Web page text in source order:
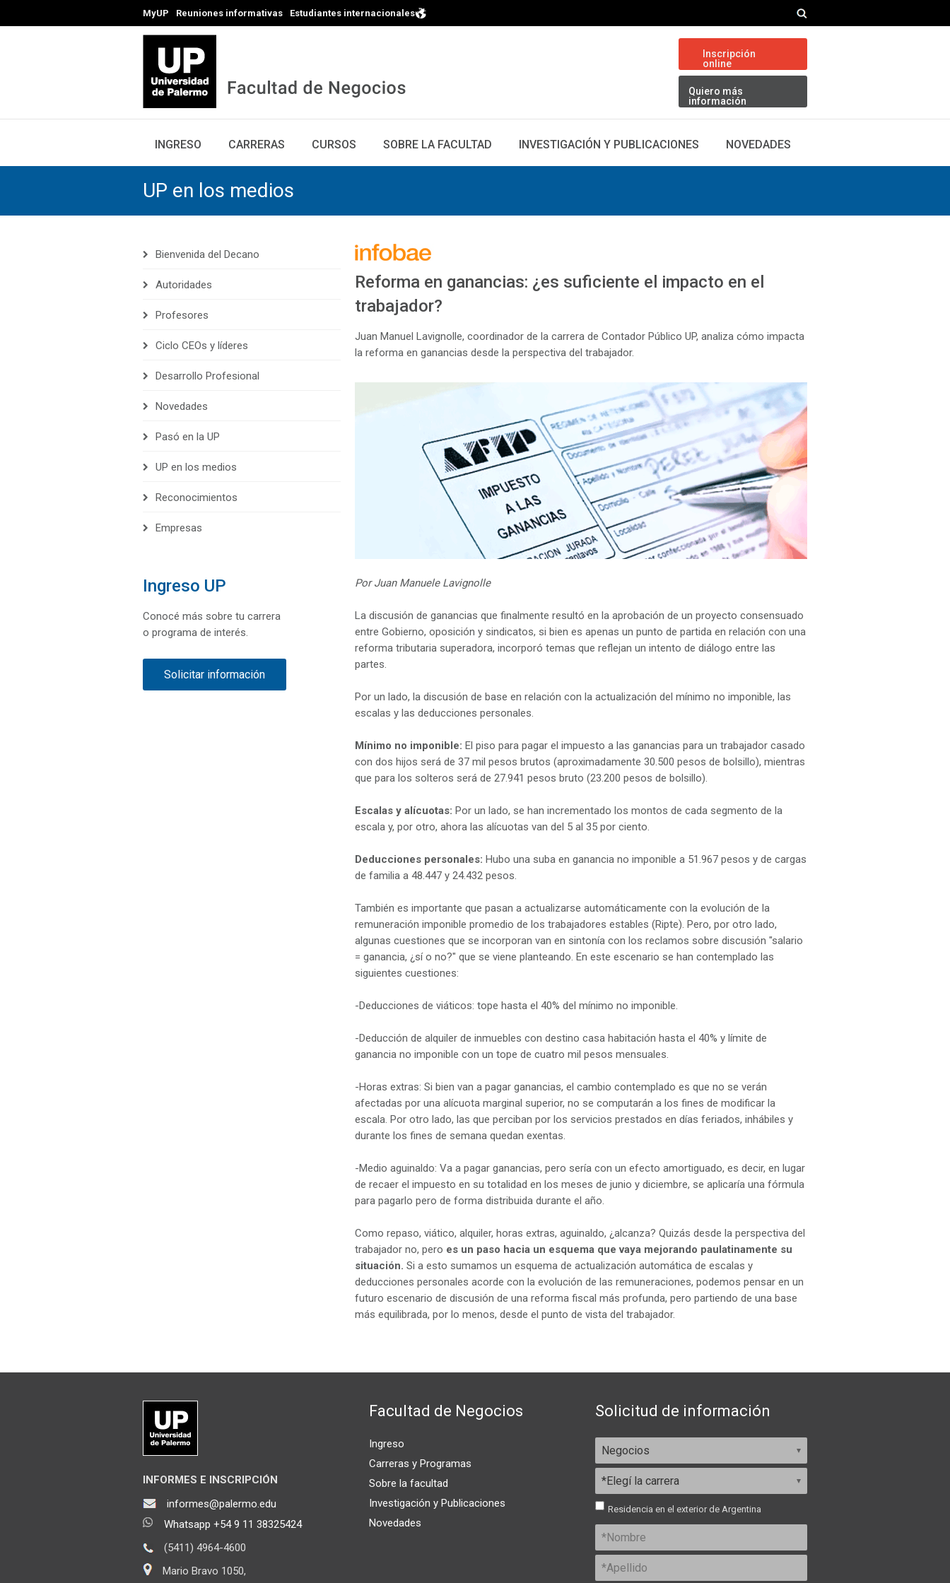
MyUP Reuniones informativas Estudiantes internacionales
Inscripción
online
Quiero más
información
INGRESO CARRERAS CURSOS SOBRE LA FACULTAD INVESTIGACIÓN Y PUBLICACIONES NOVEDADES
UP en los medios
Reforma en ganancias: ¿es suficiente el impacto en el
trabajador?
Juan Manuel Lavignolle, coordinador de la carrera de Contador Público UP, analiza cómo impacta
la reforma en ganancias desde la perspectiva del trabajador.
Por Juan Manuele Lavignolle
La discusión de ganancias que finalmente resultó en la aprobación de un proyecto consensuado
entre Gobierno, oposición y sindicatos, si bien es apenas un punto de partida en relación con una
reforma tributaria superadora, incorporó temas que reflejan un intento de diálogo entre las
partes.
Por un lado, la discusión de base en relación con la actualización del mínimo no imponible, las
escalas y las deducciones personales.
Mínimo no imponible: El piso para pagar el impuesto a las ganancias para un trabajador casado
con dos hijos será de 37 mil pesos brutos (aproximadamente 30.500 pesos de bolsillo), mientras
que para los solteros será de 27.941 pesos bruto (23.200 pesos de bolsillo).
Escalas y alícuotas: Por un lado, se han incrementado los montos de cada segmento de la
escala y, por otro, ahora las alícuotas van del 5 al 35 por ciento.
Deducciones personales: Hubo una suba en ganancia no imponible a 51.967 pesos y de cargas
de familia a 48.447 y 24.432 pesos.
También es importante que pasan a actualizarse automáticamente con la evolución de la
remuneración imponible promedio de los trabajadores estables (Ripte). Pero, por otro lado,
algunas cuestiones que se incorporan van en sintonía con los reclamos sobre discusión "salario
= ganancia, ¿sí o no?" que se viene planteando. En este escenario se han contemplado las
siguientes cuestiones:
-Deducciones de viáticos: tope hasta el 40% del mínimo no imponible.
-Deducción de alquiler de inmuebles con destino casa habitación hasta el 40% y límite de
ganancia no imponible con un tope de cuatro mil pesos mensuales.
-Horas extras: Si bien van a pagar ganancias, el cambio contemplado es que no se verán
afectadas por una alícuota marginal superior, no se computarán a los fines de modificar la
escala. Por otro lado, las que perciban por los servicios prestados en días feriados, inhábiles y
durante los fines de semana quedan exentas.
-Medio aguinaldo: Va a pagar ganancias, pero sería con un efecto amortiguado, es decir, en lugar
de recaer el impuesto en su totalidad en los meses de junio y diciembre, se aplicaría una fórmula
para pagarlo pero de forma distribuida durante el año.
Como repaso, viático, alquiler, horas extras, aguinaldo, ¿alcanza? Quizás desde la perspectiva del
trabajador no, pero es un paso hacia un esquema que vaya mejorando paulatinamente su
situación. Si a esto sumamos un esquema de actualización automática de escalas y
deducciones personales acorde con la evolución de las remuneraciones, podemos pensar en un
futuro escenario de discusión de una reforma fiscal más profunda, pero partiendo de una base
más equilibrada, por lo menos, desde el punto de vista del trabajador.
Bienvenida del Decano
Autoridades
Profesores
Ciclo CEOs y líderes
Desarrollo Profesional
Novedades
Pasó en la UP
UP en los medios
Reconocimientos
Empresas
Ingreso UP
Conocé más sobre tu carrera
o programa de interés.
Solicitar información
INFORMES E INSCRIPCIÓN
informes@palermo.edu
Whatsapp +54 9 11 38325424
(5411) 4964-4600
Mario Bravo 1050,
Facultad de Negocios
Ingreso
Carreras y Programas
Sobre la facultad
Investigación y Publicaciones
Novedades
Solicitud de información
Residencia en el exterior de Argentina